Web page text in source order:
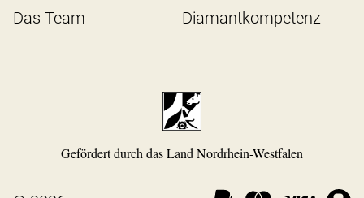
Das Team
Diamantkompetenz
Gefördert durch das Land Nordrhein-Westfalen